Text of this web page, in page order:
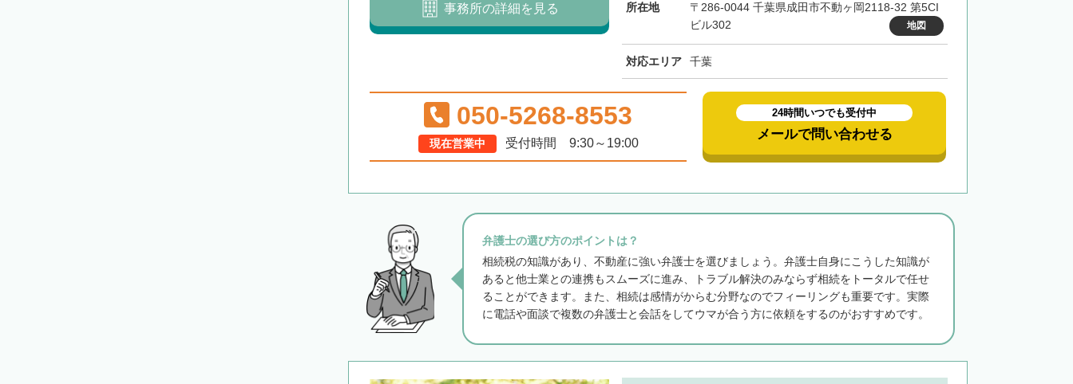
所在地
〒286-0044 千葉県成田市不動ヶ岡2118-32 第5CI
ビル302
地図
対応エリア 千葉
事務所の詳細を見る
050-5268-8553
現在営業中 受付時間 9:30～19:00
24時間いつでも受付中
メールで問い合わせる
弁護士の選び方のポイントは？
相続税の知識があり、不動産に強い弁護士を選びましょう。弁護士自身にこうした知識が
あると他士業との連携もスムーズに進み、トラブル解決のみならず相続をトータルで任せ
ることができます。また、相続は感情がからむ分野なのでフィーリングも重要です。実際
に電話や面談で複数の弁護士と会話をしてウマが合う方に依頼をするのがおすすめです。